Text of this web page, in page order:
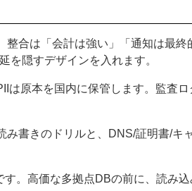
合は「会計は強い」「通知は最
を隠すデザインを入れます。
は原本を国内に保管します。監査
書きのドリルと、DNS/証明書/キ
。高価な多拠点DBの前に、読み